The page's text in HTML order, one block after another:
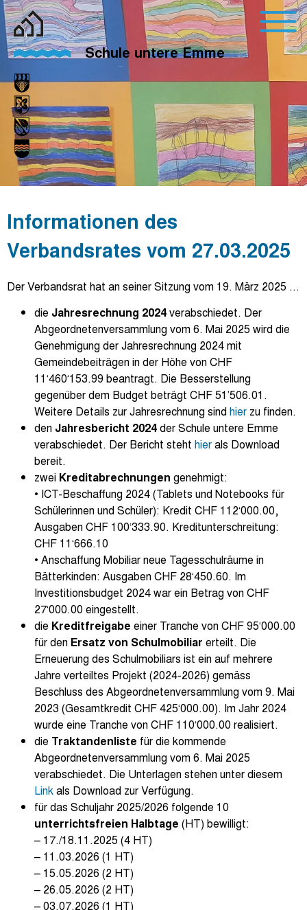
Schule untere Emme
Informationen des
Verbandsrates vom 27.03.2025
Der Verbandsrat hat an seiner Sitzung vom 19. März 2025 …
die Jahresrechnung 2024verabschiedet. Der
Abgeordnetenversammlung vom 6. Mai 2025 wird die
Genehmigung der Jahresrechnung 2024 mit
Gemeindebeiträgen in der Höhe von CHF
11‘460‘153.99 beantragt. Die Besserstellung
gegenüber dem Budget beträgt CHF 51’506.01.
Weitere Details zur Jahresrechnung sindhier zu finden.
den Jahresbericht 2024der Schule untere Emme
verabschiedet. Der Bericht steht hierals Download
bereit.
zwei Kreditabrechnungen genehmigt:
• ICT-Beschaffung 2024 (Tablets und Notebooks für
Schülerinnen und Schüler): Kredit CHF 112‘000.00,
Ausgaben CHF 100‘333.90. Kreditunterschreitung:
CHF 11‘666.10
• Anschaffung Mobiliar neue Tagesschulräume in
Bätterkinden: Ausgaben CHF 28‘450.60. Im
Investitionsbudget 2024 war ein Betrag von CHF
27‘000.00 eingestellt.
die Kreditfreigabe einer Tranche von CHF 95‘000.00
für den Ersatz von Schulmobiliar erteilt. Die
Erneuerung des Schulmobiliars ist ein auf mehrere
Jahre verteiltes Projekt (2024-2026) gemäss
Beschluss des Abgeordnetenversammlung vom 9. Mai
2023 (Gesamtkredit CHF 425‘000.00). Im Jahr 2024
wurde eine Tranche von CHF 110‘000.00 realisiert.
die Traktandenliste für die kommende
Abgeordnetenversammlung vom 6. Mai 2025
verabschiedet. Die Unterlagen stehen unter diesem
Linkals Download zur Verfügung.
für das Schuljahr 2025/2026 folgende 10
unterrichtsfreien Halbtage (HT) bewilligt:
– 17./18.11.2025 (4 HT)
– 11.03.2026 (1 HT)
– 15.05.2026 (2 HT)
– 26.05.2026 (2 HT)
– 03.07.2026 (1 HT)